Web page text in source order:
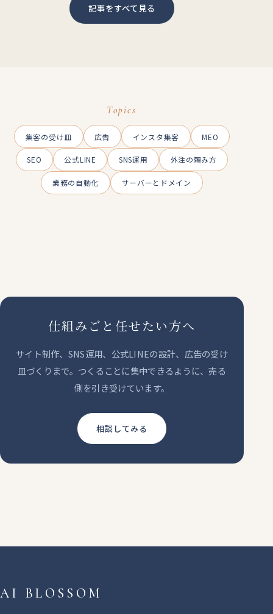
記事をすべて見る
Topics
集客の受け皿 広告 インスタ集客 MEO
SEO 公式LINE SNS運用 外注の頼み方
業務の自動化 サーバーとドメイン
仕組みごと任せたい方へ
サイト制作、SNS運用、公式LINEの設計、広告の受け
皿づくりまで。つくることに集中できるように、売る
側を引き受けています。
相談してみる
AI BLOSSOM